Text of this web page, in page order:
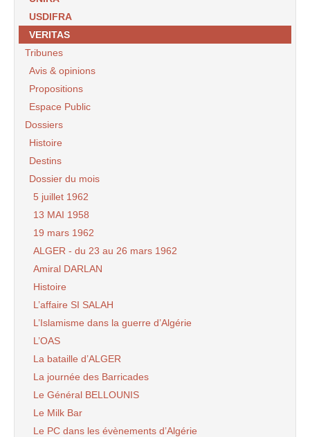
USDIFRA
VERITAS
Tribunes
Avis & opinions
Propositions
Espace Public
Dossiers
Histoire
Destins
Dossier du mois
5 juillet 1962
13 MAI 1958
19 mars 1962
ALGER - du 23 au 26 mars 1962
Amiral DARLAN
Histoire
L’affaire SI SALAH
L’Islamisme dans la guerre d’Algérie
L’OAS
La bataille d’ALGER
La journée des Barricades
Le Général BELLOUNIS
Le Milk Bar
Le PC dans les évènements d’Algérie